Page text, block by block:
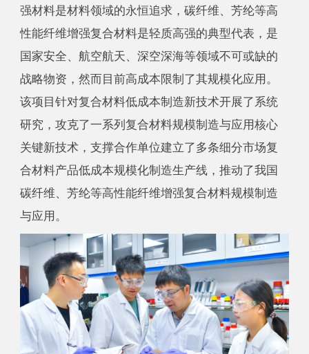
强材料是材料领域的永恒追求，碳纤维、芳纶等高
性能纤维增强复合材料是轻质高强的典型代表，是
国家安全、航空航天、深空深海等领域不可或缺的
战略物资，然而目前高成本限制了其规模化应用。
该项目针对复合材料低成本制造新技术开展了系统
研究，攻克了一系列复合材料规模制造与应用核心
关键新技术，支撑合作单位建立了多条细分市场复
合材料产品低成本规模化制造生产线，推动了我国
碳纤维、芳纶等高性能纤维增强复合材料规模制造
与应用。